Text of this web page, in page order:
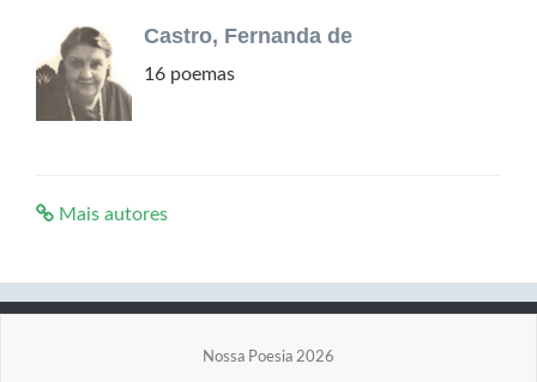
Castro, Fernanda de
16 poemas
Mais autores
Nossa Poesia 2026